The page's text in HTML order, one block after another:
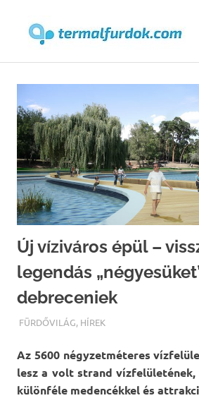
content
Új víziváros épül –
legendás
debreceniek
TERMALFURDOK.COM
FÜRDŐVILÁG, HÍREK
Az 5600 négyzetméteres
lesz a volt strand
különféle medencékkel és